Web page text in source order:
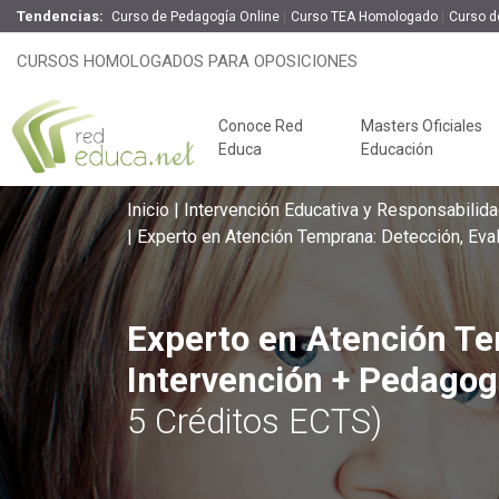
Tendencias: Curso de Pedagogía Online Curso TEA Homologado Curso
CURSOS HOMOLOGADOS PARA OPOSICIONES
Conoce Red
Educa
Masters Oficiales
Educación
Claves del éxito
Oposiciones de
Experto en Atención Temprana:
Terapéutica
100%
Inicio
Intervención Educativa y
Experto en Atención Temprana: Detección,
Experto en Atención
Intervención +
5 Créditos ECTS)